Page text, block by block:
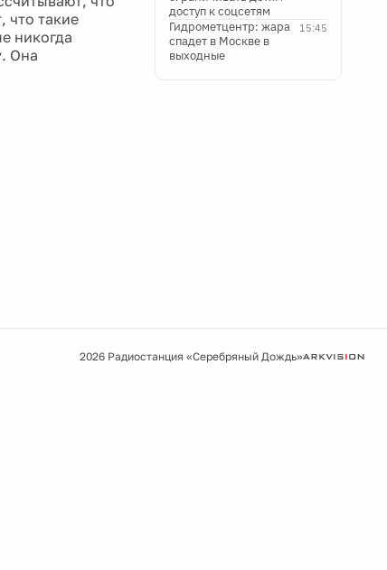
что такие
никогда
Она
доступ к соцсетям
15:45
Гидрометцентр: жара
спадет в Москве в
выходные
2026 Радиостанция «Серебряный Дождь»